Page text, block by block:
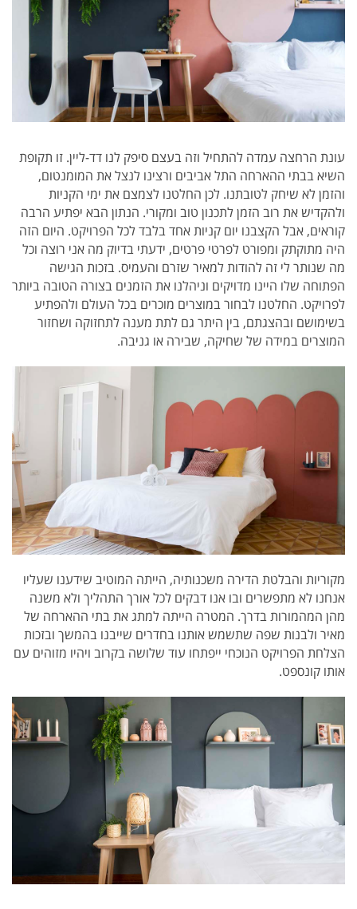
עונת הרחצה עמדה להתחיל וזה בעצם סיפק לנו דד-ליין. זו תקופת
השיא בבתי ההארחה התל אביבים ורצינו לנצל את המומנטום,
והזמן לא שיחק לטובתנו. לכן החלטנו לצמצם את ימי הקניות
ולהקדיש את רוב הזמן לתכנון טוב ומקורי. הנתון הבא יפתיע הרבה
קוראים, אבל הקצבנו יום קניות אחד בלבד לכל הפרויקט. היום הזה
היה מתוקתק ומפורט לפרטי פרטים, ידעתי בדיוק מה אני רוצה וכל
מה שנותר לי זה להודות למאיר שזרם והעמיס. בזכות הגישה
הפתוחה שלו היינו מדויקים וניהלנו את הזמנים בצורה הטובה ביותר
לפרויקט. החלטנו לבחור במוצרים מוכרים בכל העולם ולהפתיע
בשימושם ובהצגתם, בין היתר גם לתת מענה לתחזוקה ושחזור
המוצרים במידה של שחיקה, שבירה או גניבה.
מקוריות והבלטת הדירה משכנותיה, הייתה המוטיב שידענו שעליו
אנחנו לא מתפשרים ובו אנו דבקים לכל אורך התהליך ולא משנה
מהן המהמורות בדרך. המטרה הייתה למתג את בתי ההארחה של
מאיר ולבנות שפה שתשמש אותנו בחדרים שייבנו בהמשך ובזכות
הצלחת הפרויקט הנוכחי ייפתחו עוד שלושה בקרוב ויהיו מזוהים עם
אותו קונספט.